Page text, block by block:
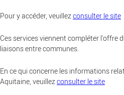
Pour y accéder, veuillezconsulter le site
Ces services viennent compléter l'offre
liaisons entre communes.
En ce qui concerne les informations
Aquitaine, veuillezconsulter le site